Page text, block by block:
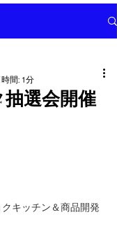
キッチン＆商品開発
選会開催
間: 1分